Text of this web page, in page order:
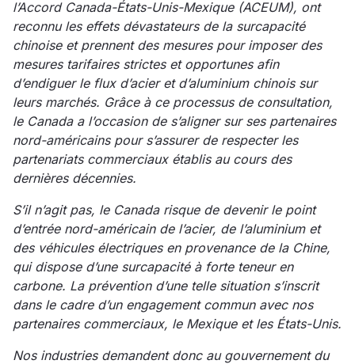
l’Accord Canada-États-Unis-Mexique (ACEUM), ont
reconnu les effets dévastateurs de la surcapacité
chinoise et prennent des mesures pour imposer des
mesures tarifaires strictes et opportunes afin
d’endiguer le flux d’acier et d’aluminium chinois sur
leurs marchés. Grâce à ce processus de consultation,
le Canada a l’occasion de s’aligner sur ses partenaires
nord-américains pour s’assurer de respecter les
partenariats commerciaux établis au cours des
dernières décennies.
S’il n’agit pas, le Canada risque de devenir le point
d’entrée nord-américain de l’acier, de l’aluminium et
des véhicules électriques en provenance de la Chine,
qui dispose d’une surcapacité à forte teneur en
carbone. La prévention d’une telle situation s’inscrit
dans le cadre d’un engagement commun avec nos
partenaires commerciaux, le Mexique et les États-Unis.
Nos industries demandent donc au gouvernement du